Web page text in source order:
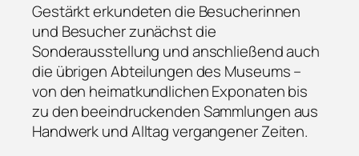
Gestärkt erkundeten die Besucherinnen
und Besucher zunächst die
Sonderausstellung und anschließend auch
die übrigen Abteilungen des Museums –
von den heimatkundlichen Exponaten bis
zu den beeindruckenden Sammlungen aus
Handwerk und Alltag vergangener Zeiten.